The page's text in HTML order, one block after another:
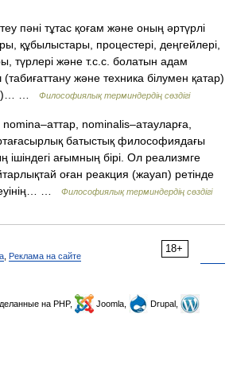
пәні тұтас қоғам және оның әртүрлі
құбылыстары, процестері, деңгейлері,
түрлері және т.с.с. болатын адам
және техника білумен қатар)
…
Философиялық терминдердің сөздігі
nominalis–атауларға,
батыстық философиядағы
ішіндегі ағымның бірі. Ол реализмге
оған реакция (жауап) ретінде
…
Философиялық терминдердің сөздігі
18+
Реклама на сайте
на PHP, Joomla,
Drupal,